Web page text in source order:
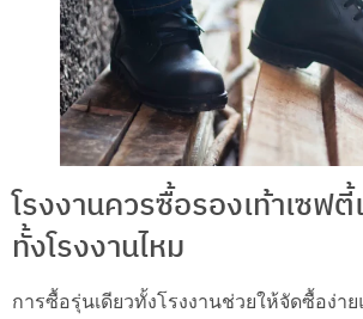
โรงงานควรซื้อรองเท้าเซฟ
ทั้งโรงงานไหม
การซื้อรุ่นเดียวทั้งโรงงานช่วยให้จัดซื้อง่า